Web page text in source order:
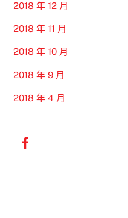
2018 年 12 月
2018 年 11 月
2018 年 10 月
2018 年 9 月
2018 年 4 月